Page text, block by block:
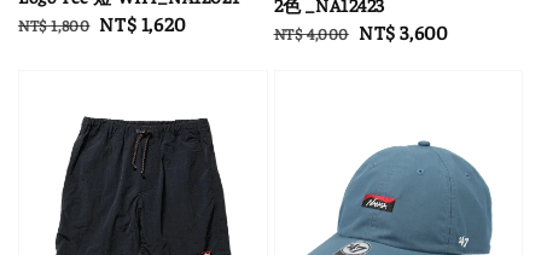
Regular
NT$ 1,800 Sale
NT$ 1,620
Regular
NT$ 4,000 Sale
NT$ 3,600